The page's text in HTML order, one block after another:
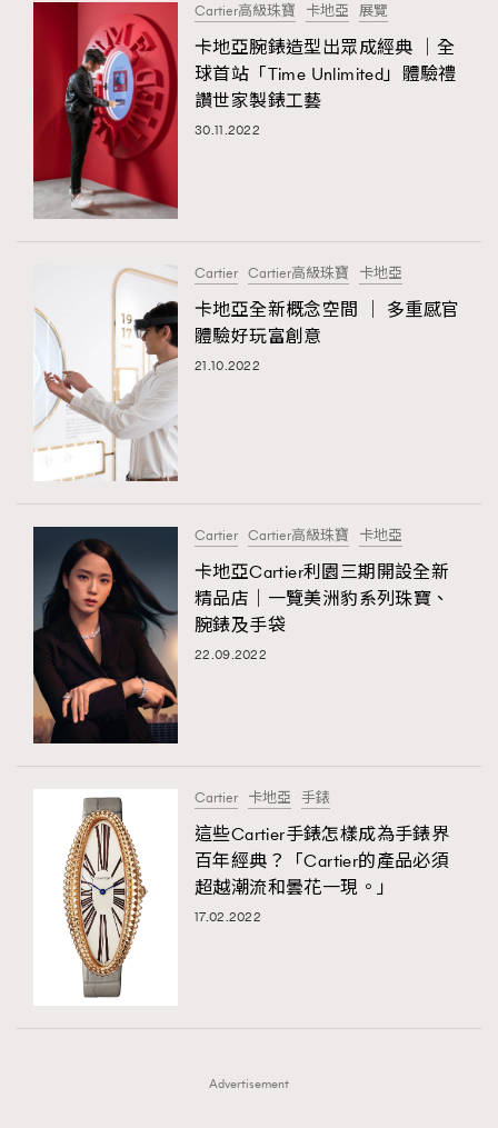
Cartier高級珠寶 卡地亞 展覽
卡地亞腕錶造型出眾成經典 │全
球首站「Time Unlimited」體驗禮
讚世家製錶工藝
30.11.2022
Cartier Cartier高級珠寶 卡地亞
卡地亞全新概念空間 │ 多重感官
體驗好玩富創意
21.10.2022
Cartier Cartier高級珠寶 卡地亞
卡地亞Cartier利園三期開設全新
精品店｜一覽美洲豹系列珠寶、
腕錶及手袋
22.09.2022
Cartier 卡地亞 手錶
這些Cartier手錶怎樣成為手錶界
百年經典？「Cartier的產品必須
超越潮流和曇花一現。」
17.02.2022
Advertisement